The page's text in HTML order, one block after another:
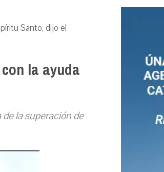
Santo, dijo el
la ayuda
la superación de